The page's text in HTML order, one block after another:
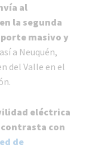
al
la segunda
masivo y
a Neuquén,
del Valle en el
eléctrica
contrasta con
de